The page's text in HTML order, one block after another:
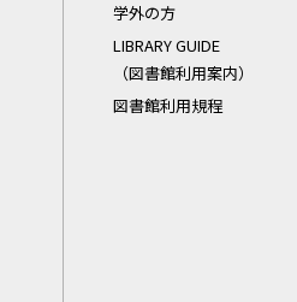
学外の方
LIBRARY GUIDE
（図書館利用案内）
図書館利用規程